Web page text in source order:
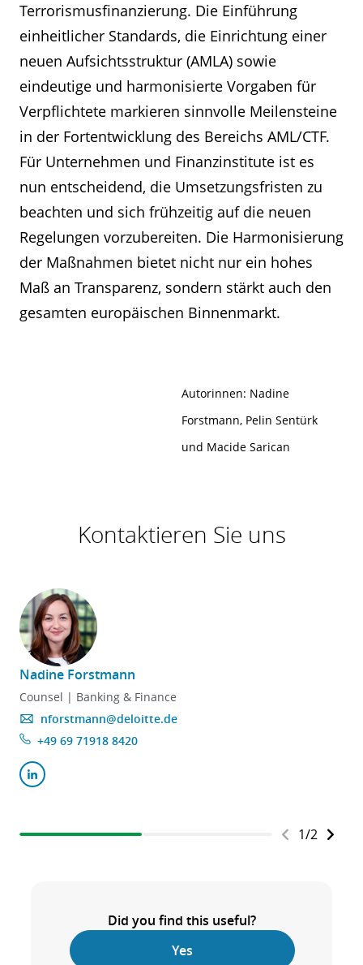
Terrorismusfinanzierung. Die Einführung
einheitlicher Standards, die Einrichtung einer
neuen Aufsichtsstruktur (AMLA) sowie
eindeutige und harmonisierte Vorgaben für
Verpflichtete markieren sinnvolle Meilensteine
in der Fortentwicklung des Bereichs AML/CTF.
Für Unternehmen und Finanzinstitute ist es
nun entscheidend, die Umsetzungsfristen zu
beachten und sich frühzeitig auf die neuen
Regelungen vorzubereiten. Die Harmonisierung
der Maßnahmen bietet nicht nur ein hohes
Maß an Transparenz, sondern stärkt auch den
gesamten europäischen Binnenmarkt.
Autorinnen: Nadine
Forstmann, Pelin Sentürk
und Macide Sarican
Kontaktieren Sie uns
Nadine Forstmann
Counsel | Banking & Finance
nforstmann@deloitte.de
+49 69 71918 8420
1/2
Did you find this useful?
Yes